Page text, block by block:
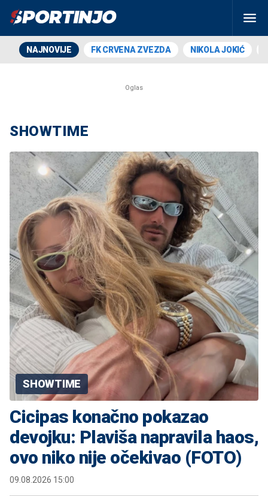
NAJNOVIJE FK CRVENA ZVEZDA NIKOLA JOKIĆ
SHOWTIME
SHOWTIME
Cicipas konačno pokazao
devojku: Plaviša napravila haos,
ovo niko nije očekivao (FOTO)
09.08.2026 15:00